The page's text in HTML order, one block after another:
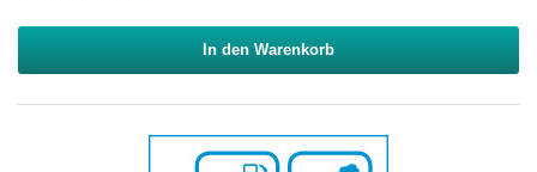
In den Warenkorb